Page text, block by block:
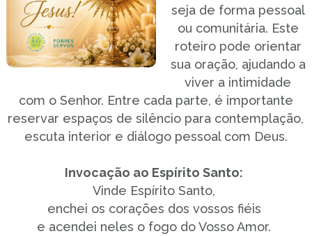
seja de forma pessoal
ou comunitária. Este
roteiro pode orientar
sua oração, ajudando a
viver a intimidade
com o Senhor. Entre cada parte, é importante
reservar espaços de silêncio para contemplação,
escuta interior e diálogo pessoal com Deus.
Invocação ao Espírito Santo:
Vinde Espírito Santo,
enchei os corações dos vossos fiéis
e acendei neles o fogo do Vosso Amor.